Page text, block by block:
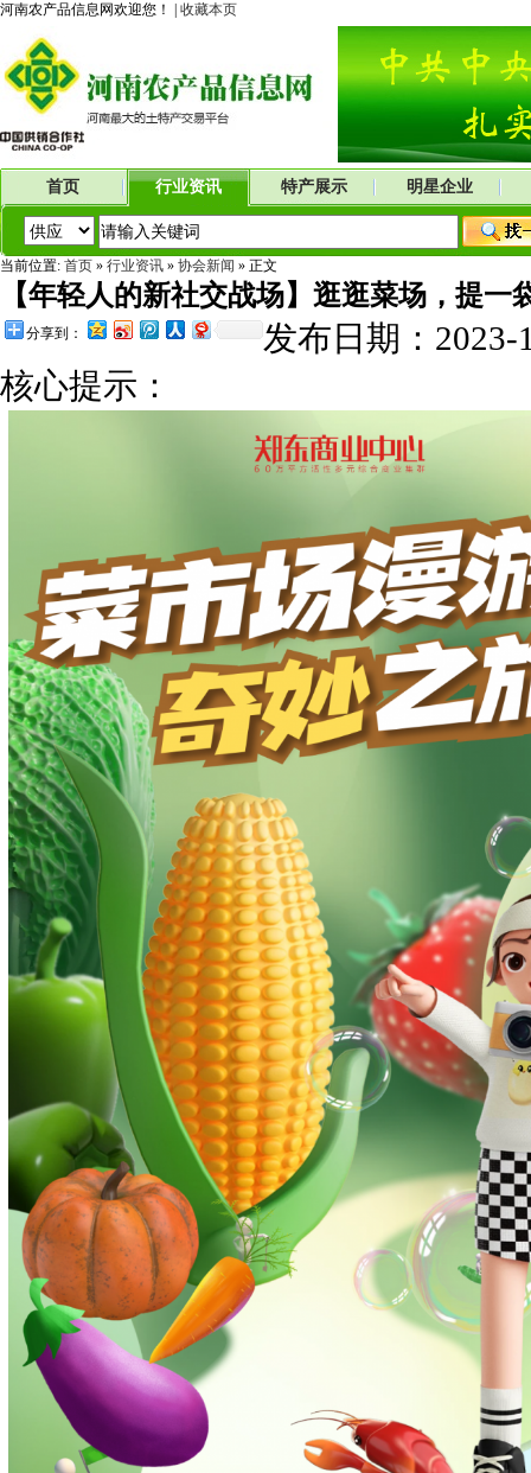
河南农产品信息网欢迎您！ | 收藏本页
首页 行业资讯 特产展示 明星企业
当前位置: 首页 » 行业资讯 » 协会新闻 » 正文
【年轻人的新社交战场】逛逛菜场，提一
分享到：
发布日期：
核心提示：